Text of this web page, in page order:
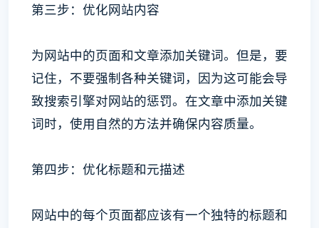
第三步：优化网站内容
为网站中的页面和文章添加关键词。但是，要
记住，不要强制各种关键词，因为这可能会导
致搜索引擎对网站的惩罚。在文章中添加关键
词时，使用自然的方法并确保内容质量。
第四步：优化标题和元描述
网站中的每个页面都应该有一个独特的标题和